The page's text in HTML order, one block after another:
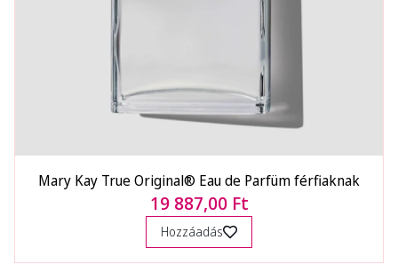
Mary Kay True Original® Eau de Parfüm férfiaknak
19 887,00 Ft
Hozzáadás